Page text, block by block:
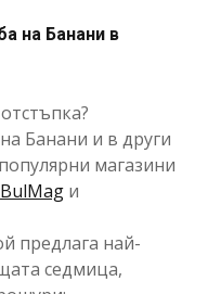
на Банани в
Банани и в други
магазини
BulMag и
предлага най-
седмица,